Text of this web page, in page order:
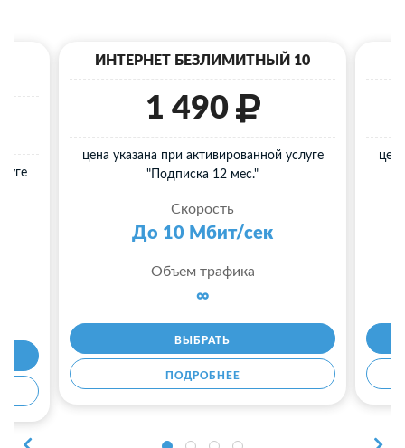
ИНТЕРНЕТ БЕЗЛИМИТНЫЙ 10
1 490
цена указана при активированной услуге
"Подписка 12 мес."
Скорость
До 10 Мбит/сек
Объем трафика
∞
ВЫБРАТЬ
ПОДРОБНЕЕ